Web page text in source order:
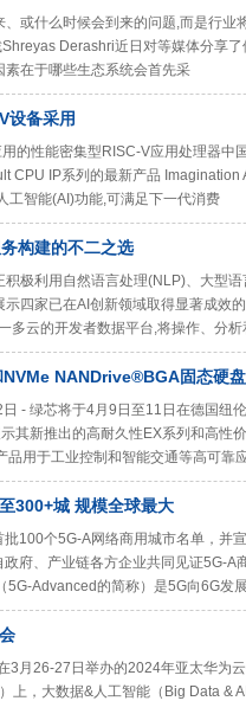
或什么时候会到来的问题,而是行业
Derashri近日对等媒体分享了
在于哪些生态系统会首先采
设备采用
的性能密集型RISC-V应用处理器中
CPU IP系列的最新产品 Imagination
工智能(AI)功能,可满足下一代消费
构建的不二之选
极利用自然语言处理(NLP)、大型
四家已在AI创新领域取得显著成效
云的开发者数据平台,将操作、分析
NANDrive®BGA固态硬盘
- 绿芯将于4月9日至11日在德国纽
其新推出的高耐久性EX系列和高性
用于工业控制和智能交通等高可靠
300+城 规模全球最大
100个5G-A网络商用城市名单，并
府、产业链各方企业共同见证5G-A
Advanced的简称）是5G向6G发
月26-27日举办的2024年亚太华为
，大数据&人工智能（Big Data &